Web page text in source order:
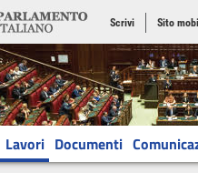
Scrivi Sito
Lavori Documenti